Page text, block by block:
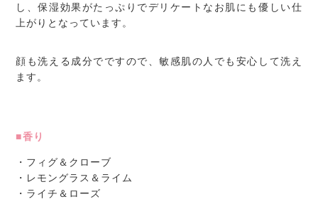
し、保湿効果がたっぷりでデリケートなお肌にも優しい仕
上がりとなっています。
顔も洗える成分でですので、敏感肌の人でも安心して洗え
ます。
■香り
・フィグ＆クローブ
・レモングラス＆ライム
・ライチ＆ローズ